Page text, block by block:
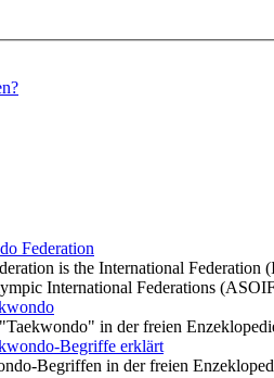
Federation
is the International
International Federations
in der freien
Begriffe erklärt
Begriffen in der freien